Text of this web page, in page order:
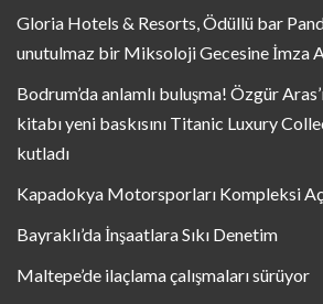
Gloria Hotels & Resorts, Ödüllü bar
unutulmaz bir Miksoloji Gecesine İmza
Bodrum’da anlamlı buluşma! Özgür
kitabı yeni baskısını Titanic Luxury
kutladı
Kapadokya Motorsporları Kompleksi
Bayraklı’da İnşaatlara Sıkı Denetim
Maltepe’de ilaçlama çalışmaları sürüyor